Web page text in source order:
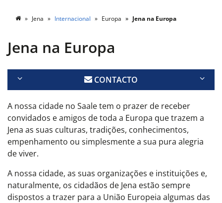
Jena Internacional Europa Jena na Europa
Jena na Europa
CONTACTO
A nossa cidade no Saale tem o prazer de receber
convidados e amigos de toda a Europa que trazem a
Jena as suas culturas, tradições, conhecimentos,
empenhamento ou simplesmente a sua pura alegria
de viver.
A nossa cidade, as suas organizações e instituições e,
naturalmente, os cidadãos de Jena estão sempre
dispostos a trazer para a União Europeia algumas das